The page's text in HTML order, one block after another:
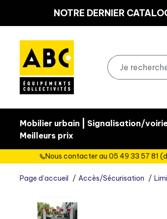
NOTRE DERNIER
Mobilier urbain Signalisation/
Meilleurs prix
Nous contacter au 05 49 33 57 81
Page d’accueil Accès/Sécurisation